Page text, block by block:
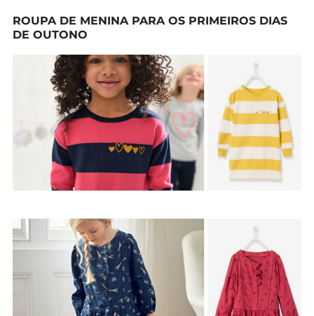
ROUPA DE MENINA PARA OS PRIMEIROS DIAS
DE OUTONO